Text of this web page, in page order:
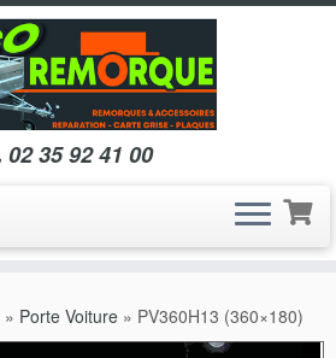
02 35 92 41 00
» Porte Voiture » PV360H13 (360×180)